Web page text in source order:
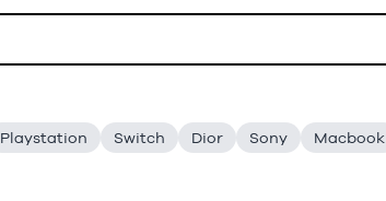
Playstation Switch Dior Sony Macbook